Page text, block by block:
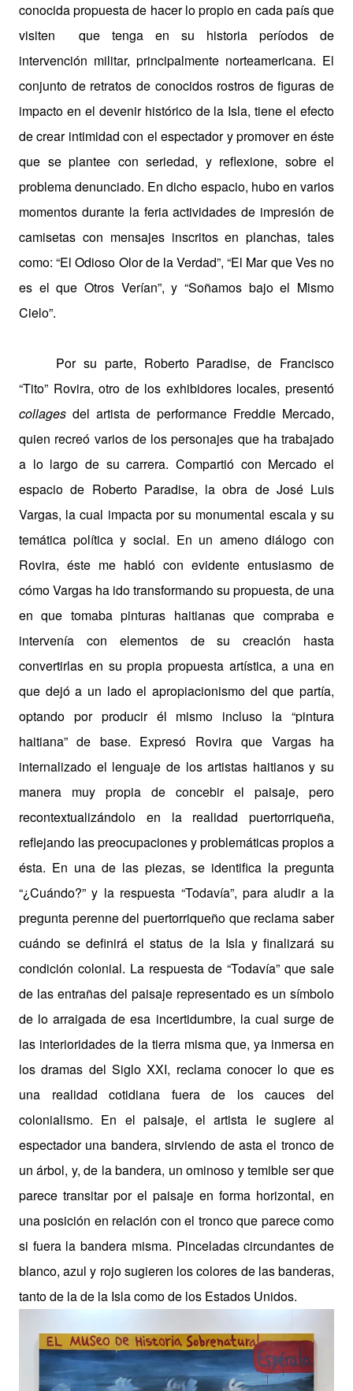
conocida propuesta de hacer lo propio en cada país que
visiten
que tenga en su historia períodos de
intervención militar, principalmente norteamericana. El
conjunto de retratos de conocidos rostros de figuras de
impacto en el devenir histórico de la Isla, tiene el efecto
de crear intimidad con el espectador y promover en éste
que se plantee con seriedad, y reflexione, sobre el
problema denunciado. En dicho espacio, hubo en varios
momentos durante la feria actividades de impresión de
camisetas con mensajes inscritos en planchas, tales
como: “El Odioso Olor de la Verdad”, “El Mar que Ves no
es el que Otros Verían”, y “Soñamos bajo el Mismo
Cielo”.
Por su parte, Roberto Paradise, de Francisco
“Tito” Rovira, otro de los exhibidores locales, presentó
collages del artista de performance Freddie Mercado,
quien recreó varios de los personajes que ha trabajado
a lo largo de su carrera. Compartió con Mercado el
espacio de Roberto Paradise, la obra de José Luis
Vargas, la cual impacta por su monumental escala y su
temática política y social. En un ameno diálogo con
Rovira, éste me habló con evidente entusiasmo de
cómo Vargas ha ido transformando su propuesta, de una
en que tomaba pinturas haitianas que compraba e
intervenía con elementos de su creación hasta
convertirlas en su propia propuesta artística, a una en
que dejó a un lado el apropiacionismo del que partía,
optando por producir él mismo incluso la “pintura
haitiana” de base. Expresó Rovira que Vargas ha
internalizado el lenguaje de los artistas haitianos y su
manera muy propia de concebir el paisaje, pero
recontextualizándolo en la realidad puertorriqueña,
reflejando las preocupaciones y problemáticas propios a
ésta. En una de las piezas, se identifica la pregunta
“¿Cuándo?” y la respuesta “Todavía”, para aludir a la
pregunta perenne del puertorriqueño que reclama saber
cuándo se definirá el status de la Isla y finalizará su
condición colonial. La respuesta de “Todavía” que sale
de las entrañas del paisaje representado es un símbolo
de lo arraigada de esa incertidumbre, la cual surge de
las interioridades de la tierra misma que, ya inmersa en
los dramas del Siglo XXI, reclama conocer lo que es
una realidad cotidiana fuera de los cauces del
colonialismo. En el paisaje, el artista le sugiere al
espectador una bandera, sirviendo de asta el tronco de
un árbol, y, de la bandera, un ominoso y temible ser que
parece transitar por el paisaje en forma horizontal, en
una posición en relación con el tronco que parece como
si fuera la bandera misma. Pinceladas circundantes de
blanco, azul y rojo sugieren los colores de las banderas,
tanto de la de la Isla como de los Estados Unidos.